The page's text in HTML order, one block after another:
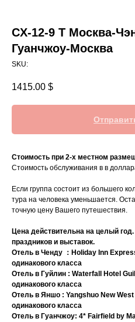
CX-12-9 Т Москва-
Гуанчжоу-Москва
SKU:
1415.00 $
Стоимость при 2-х местном
Стоимость обслуживания в в
Если группа состоит из большего
тура на человека уменьшается.
точную цену Вашего путешествия.
Цена действительна на целый
праздников и выставок.
Отель в Ченду ：Holiday Inn
одинакового класса
Отель в Гуйлин : Waterfall Hotel
одинакового класса
Отель в Яншо : Yangshuo New
одинакового класса
Отель в Гуанчжоу: 4* Fairfield by